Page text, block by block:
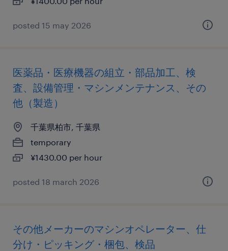
posted 15 may 2026
医薬品・医療機器の組立・部品加工、検
査、設備管理・マシンメンテナンス、その
他（製造）
千葉県柏市, 千葉県
temporary
¥1430.00 per hour
posted 18 march 2026
その他メーカーのマシンオペレーター、仕
分け・ピッキング・梱包、検品